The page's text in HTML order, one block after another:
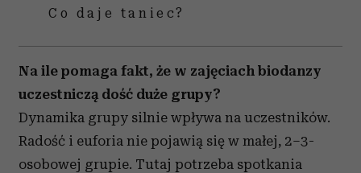
Co daje taniec?
Na ile pomaga fakt, że w zajęciach biodanzy
uczestniczą dość duże grupy?
Dynamika grupy silnie wpływa na uczestników.
Radość i euforia nie pojawią się w małej, 2–3-
osobowej grupie. Tutaj potrzeba spotkania